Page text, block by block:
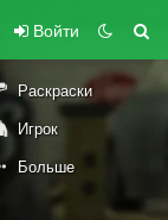
Войти
Раскраски
Игрок
Больше